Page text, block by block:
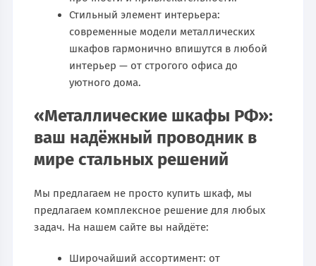
Стильный элемент интерьера:
современные модели металлических
шкафов гармонично впишутся в любой
интерьер — от строгого офиса до
уютного дома.
«Металлические шкафы РФ»:
ваш надёжный проводник в
мире стальных решений
Мы предлагаем не просто купить шкаф, мы
предлагаем комплексное решение для любых
задач. На нашем сайте вы найдёте:
Широчайший ассортимент: от